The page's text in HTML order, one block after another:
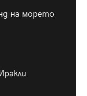
на морето